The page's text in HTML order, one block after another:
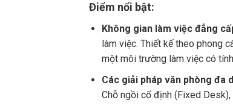
Điểm nổi bật:
Không gian làm việc đẳng
làm việc. Thiết kế theo phong
một môi trường làm việc có
Các giải pháp văn phòng đa
Chỗ ngồi cố định (Fixed